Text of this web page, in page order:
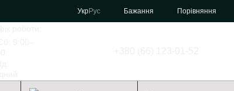
УкрРус Бажання Порівняння